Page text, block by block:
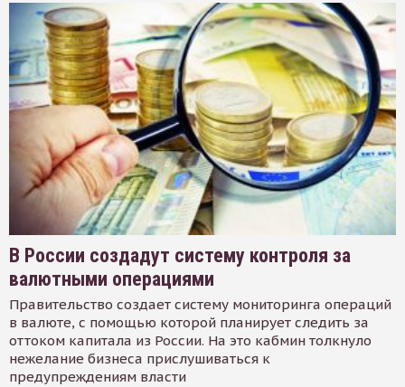
В России создадут систему контроля за
валютными операциями
Правительство создает систему мониторинга операций
в валюте, с помощью которой планирует следить за
оттоком капитала из России. На это кабмин толкнуло
нежелание бизнеса прислушиваться к
предупреждениям власти